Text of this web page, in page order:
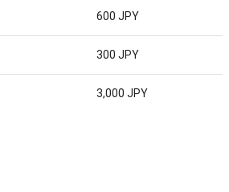
600 JPY
300 JPY
3,000 JPY